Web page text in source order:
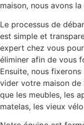
maison, nous avons
Le processus de
est simple et
expert chez vous
éliminer afin de vous
Ensuite, nous
vider votre maison
que les meubles, les
matelas, les vieux